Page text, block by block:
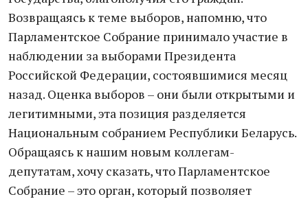
Возвращаясь к теме выборов, напомню, что
Парламентское Собрание принимало участие в
наблюдении за выборами Президента
Российской Федерации, состоявшимися месяц
назад. Оценка выборов – они были открытыми и
легитимными, эта позиция разделяется
Национальным собранием Республики Беларусь.
Обращаясь к нашим новым коллегам-
депутатам, хочу сказать, что Парламентское
Собрание – это орган, который позволяет